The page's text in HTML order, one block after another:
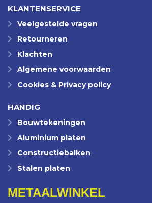
KLANTENSERVICE
Veelgestelde vragen
Retourneren
Klachten
Algemene voorwaarden
Cookies & Privacy policy
HANDIG
Bouwtekeningen
Aluminium platen
Constructiebalken
Stalen platen
METAALWINKEL